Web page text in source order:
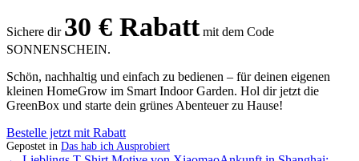
Sichere dir 30 € Rabattmit dem Code
SONNENSCHEIN.
Schön, nachhaltig und einfach zu bedienen – für deinen eigenen
kleinen HomeGrow im Smart Indoor Garden. Hol dir jetzt die
GreenBox und starte dein grünes Abenteuer zu Hause!
Bestelle jetzt mit Rabatt
Gepostet in Das hab ich Ausprobiert